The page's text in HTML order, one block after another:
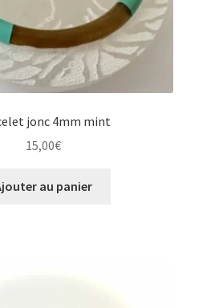
jonc 4mm mint
15,00€
au panier